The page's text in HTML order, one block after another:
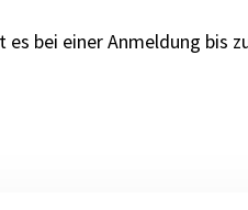
es bei einer Anmeldung bis